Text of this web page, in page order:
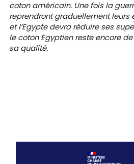
coton américain. Une fois la
reprendront graduellement leurs
et l’Egypte devra réduire ses
le coton Egyptien reste encore
sa qualité.